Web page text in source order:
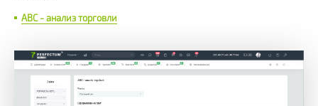
ABC - анализ торговли